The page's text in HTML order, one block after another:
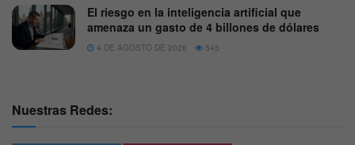
El riesgo en la inteligencia artificial que
amenaza un gasto de 4 billones de dólares
4 DE AGOSTO DE 2026 545
Nuestras Redes: